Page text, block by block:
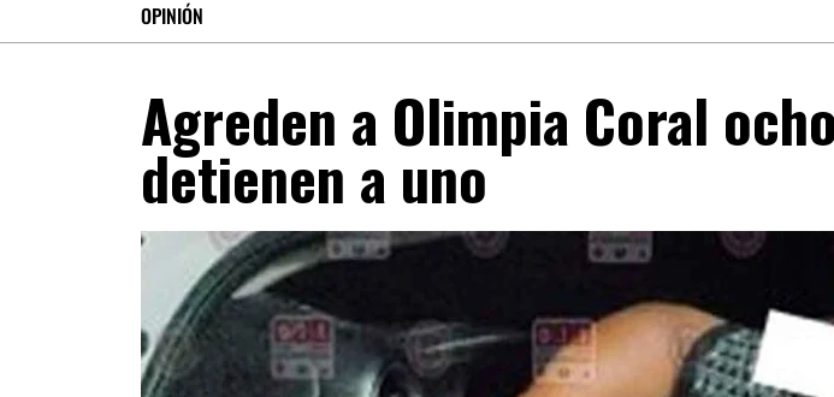
OPINIÓN
Agreden a Olimpia Coral
detienen a uno